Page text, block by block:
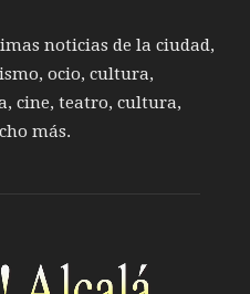
noticias de la ciudad,
ocio, cultura,
cine, teatro, cultura,
más.